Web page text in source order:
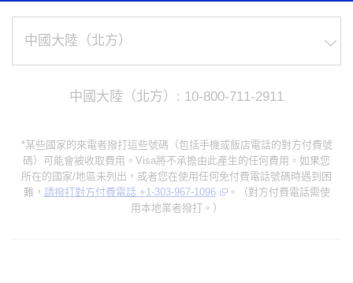
中國大陸（北方）: 10-800-711-2911
*某些國家的來電者撥打這些號碼（包括手機或飯店電話的對方付費號
碼）可能會被收取費用。Visa將不承擔由此產生的任何費用。如果您
所在的國家/地區未列出，或者您在使用任何免付費電話號碼時遇到困
難， 請撥打對方付費電話 +1-303-967-1096
。（對方付費電話需使
用本地業者撥打。）